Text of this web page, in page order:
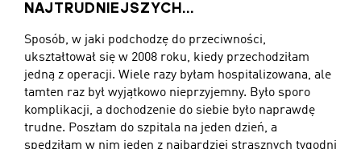
NAJTRUDNIEJSZYCH...
Sposób, w jaki podchodzę do przeciwności,
ukształtował się w 2008 roku, kiedy przechodziłam
jedną z operacji. Wiele razy byłam hospitalizowana, ale
tamten raz był wyjątkowo nieprzyjemny. Było sporo
komplikacji, a dochodzenie do siebie było naprawdę
trudne. Poszłam do szpitala na jeden dzień, a
spędziłam w nim jeden z najbardziej strasznych tygodni